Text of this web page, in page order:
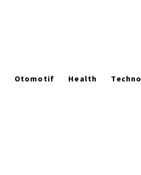
Otomotif Health Techno